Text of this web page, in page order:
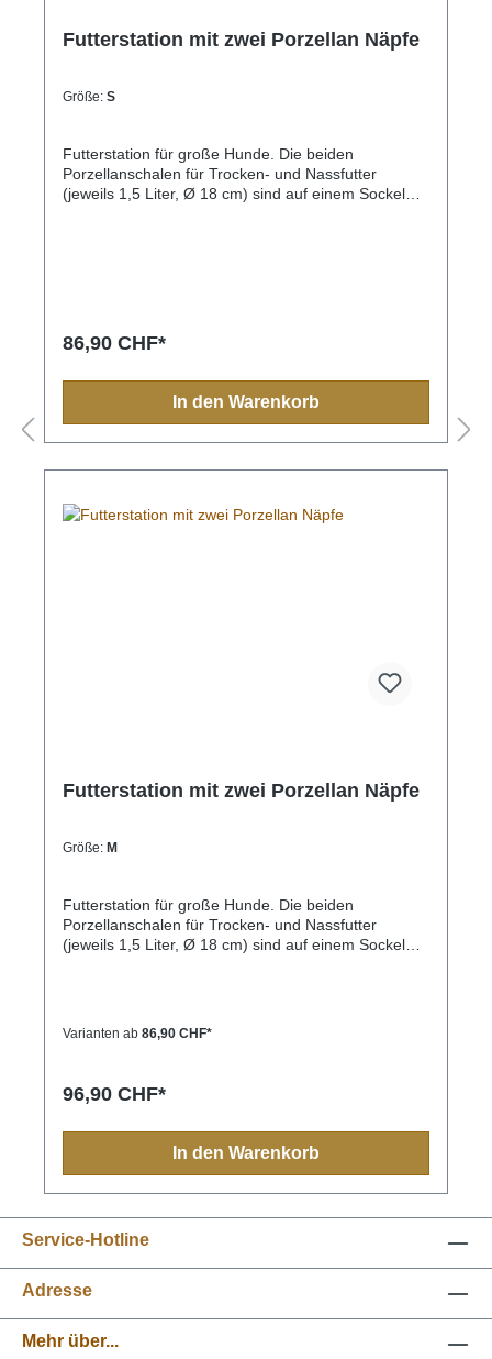
Futterstation mit zwei Porzellan Näpfe
Größe: S
Futterstation für große Hunde. Die beiden
Porzellanschalen für Trocken- und Nassfutter
(jeweils 1,5 Liter, Ø 18 cm) sind auf einem Sockel
Einsatz von künstlichem Holzschutz komplett
Olivenöl ist das Holz gegen Schmutz und
Feuchtigkeit nachhaltig geschützt. Auf der Unterseite
Futterstation beim Fressen nicht "wandern" kann.S -
18 cm)
86,90 CHF*
In den Warenkorb
Futterstation mit zwei Porzellan Näpfe
Größe: M
Futterstation für große Hunde. Die beiden
Porzellanschalen für Trocken- und Nassfutter
(jeweils 1,5 Liter, Ø 18 cm) sind auf einem Sockel
natürlich vom Mensch sehr leicht vom Sockel
Einsatz von künstlichem Holzschutz komplett
Olivenöl ist das Holz gegen Schmutz und
Feuchtigkeit nachhaltig geschützt. Auf der Unterseite
Futterstation beim Fressen nicht "wandern" kann.S -
(jeweils 0,9 Liter, Ø 17,5 cm)M - (jeweils 1,5 Liter, Ø
Varianten ab 86,90 CHF*
96,90 CHF*
In den Warenkorb
Service-Hotline
Adresse
Mehr über...